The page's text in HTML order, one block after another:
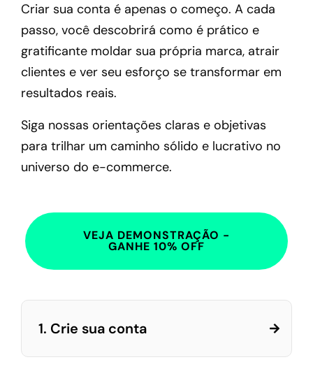
Criar sua conta é apenas o começo. A cada
passo, você descobrirá como é prático e
gratificante moldar sua própria marca, atrair
clientes e ver seu esforço se transformar em
resultados reais.
Siga nossas orientações claras e objetivas
para trilhar um caminho sólido e lucrativo no
universo do e-commerce.
VEJA DEMONSTRAÇÃO -
GANHE 10% OFF
1. Crie sua conta